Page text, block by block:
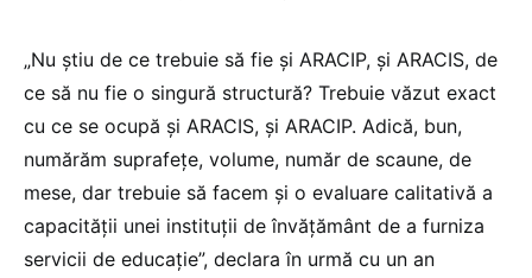
„Nu știu de ce trebuie să fie și ARACIP, și ARACIS, de
ce să nu fie o singură structură? Trebuie văzut exact
cu ce se ocupă și ARACIS, și ARACIP. Adică, bun,
numărăm suprafețe, volume, număr de scaune, de
mese, dar trebuie să facem și o evaluare calitativă a
capacității unei instituții de învățământ de a furniza
servicii de educație”, declara în urmă cu un an